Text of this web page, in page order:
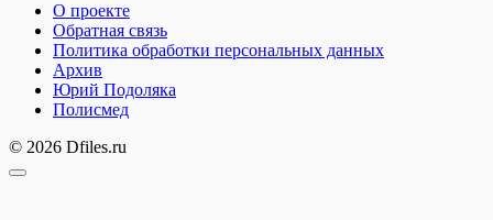
О проекте
Обратная связь
Политика обработки персональных данных
Архив
Юрий Подоляка
Полисмед
© 2026 Dfiles.ru